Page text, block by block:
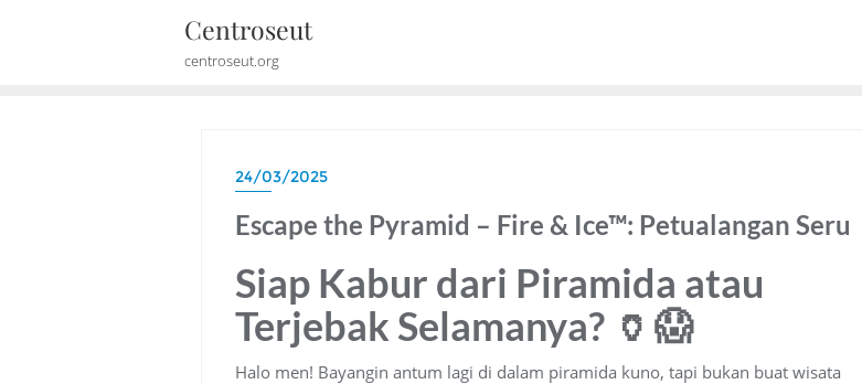
Centroseut
centroseut.org
24/03/2025
Escape the Pyramid – Fire & Ice™: Petualangan Seru
Siap Kabur dari Piramida atau
Terjebak Selamanya? 🏺😱
Halo men! Bayangin antum lagi di dalam piramida kuno, tapi bukan buat wisata